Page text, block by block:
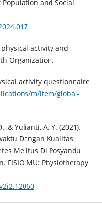
and Social
physical activity and
Organization.
activity questionnaire
m/item/global-
& Yulianti, A. Y. (2021).
Dengan Kualitas
Melitus Di Posyandu
FISIO MU: Physiotherapy